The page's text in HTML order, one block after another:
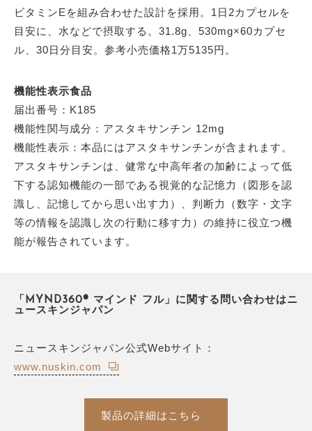
ビタミンEを組み合わせた設計を採用。1日2カプセルを
目安に、水などで摂取する。31.8g、530mg×60カプセ
ル、30日分目安。参考小売価格1万5135円。
機能性表示食品
届出番号：K185
機能性関与成分：アスタキサンチン 12mg
機能性表示：本品にはアスタキサンチンが含まれます。
アスタキサンチンは、健常な中高年者の加齢によって低
下する認知機能の一部である視覚的な記憶力（図形を認
識し、記憶してから思い出す力）、判断力（数字・文字
等の情報を認識し次の行動に移す力）の維持に役立つ機
能が報告されています。
「MYND360® マインド フル」に関する問い合わせはニ
ュースキンジャパン
ニュースキンジャパン公式Webサイト：
www.nuskin.com
製品の詳細はこちら